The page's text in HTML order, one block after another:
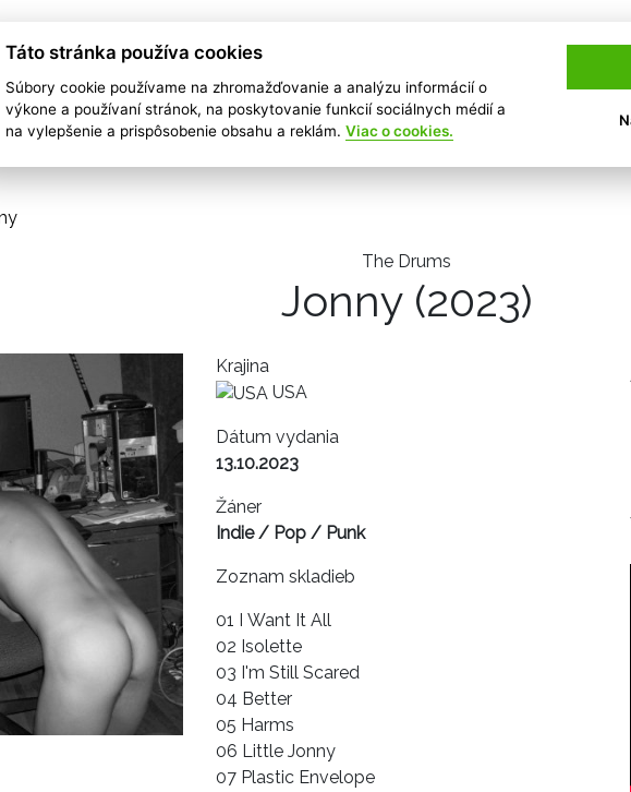
Hudobné novinky Albumy
The Drums
Jonny (2023)
Krajina
USA
Dátum vydania
13.10.2023
Žáner
Indie / Pop / Punk
Zoznam skladieb
01 I Want It All
02 Isolette
03 I'm Still Scared
04 Better
05 Harms
06 Little Jonny
07 Plastic Envelope
Táto stránka používa cookies
Súbory cookie používame na zhromažďovanie a analýzu informácií o
výkone a používaní stránok, na poskytovanie funkcií sociálnych médií a
na vylepšenie a prispôsobenie obsahu a reklám. Viac o cookies.